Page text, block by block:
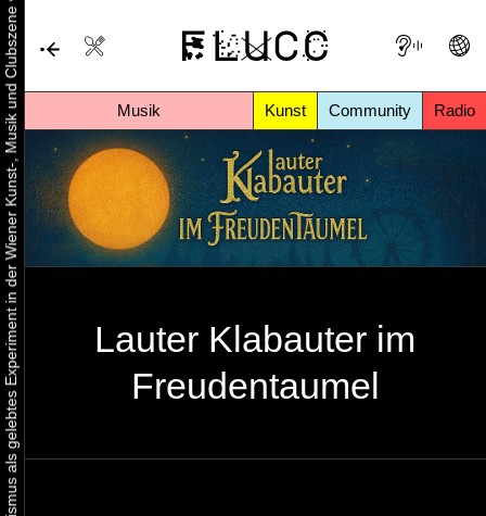
Musik Kunst Community Radio
Urbaner Aktivismus als gelebtes Experiment in der Wiener Kunst-, Musik und Clubszene
Lauter Klabauter im
Freudentaumel